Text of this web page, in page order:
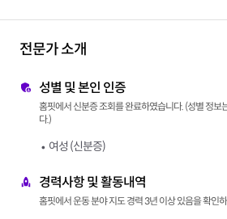
전문가 소개
성별 및 본인 인증
홈핏에서 신분증 조회를 완료하였습니다. (성별 정보
다.)
여성 (신분증)
경력사항 및 활동내역
홈핏에서 운동 분야 지도 경력 3년 이상 있음을 확인